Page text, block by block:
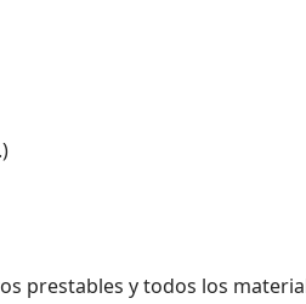
prestables y todos los